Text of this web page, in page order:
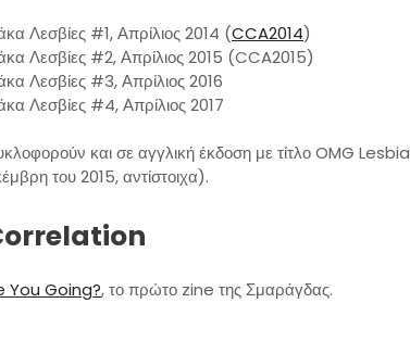
Λεσβίες #1, Απρίλιος 2014 (CCA2014)
Λεσβίες #2, Απρίλιος 2015 (CCA2015)
Λεσβίες #3, Απρίλιος 2016
Λεσβίες #4, Απρίλιος 2017
και σε αγγλική έκδοση με τίτλο OMG
του 2015, αντίστοιχα).
You Going?, το πρώτο zine της Σμαράγδας.